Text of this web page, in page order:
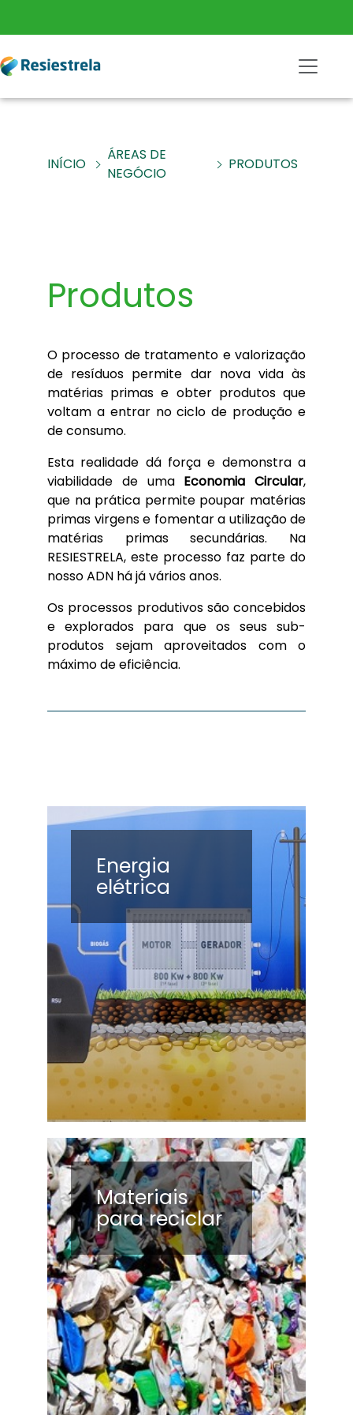
INÍCIO
ÁREAS DE
NEGÓCIO
PRODUTOS
Produtos
O processo de tratamento e valorização
de resíduos permite dar nova vida às
matérias primas e obter produtos que
voltam a entrar no ciclo de produção e
de consumo.
Esta realidade dá força e demonstra a
viabilidade de uma Economia Circular,
que na prática permite poupar matérias
primas virgens e fomentar a utilização de
matérias primas secundárias. Na
RESIESTRELA, este processo faz parte do
nosso ADN há já vários anos.
Os processos produtivos são concebidos
e explorados para que os seus sub-
produtos sejam aproveitados com o
máximo de eficiência.
Energia
elétrica
Materiais
para reciclar